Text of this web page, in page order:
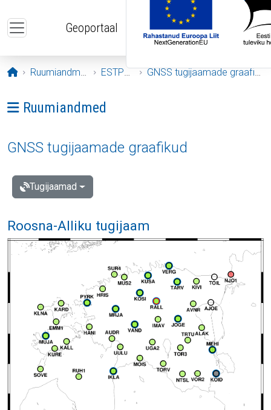
Geoportaal
Avaleht
Ruumiandmed ESTPOS GNSS tugijaamade graafikud
Ava menüü: Ruumiandmed
Ruumiandmed
GNSS tugijaamade graafikud
Tugijaamad
Roosna-Alliku tugijaam